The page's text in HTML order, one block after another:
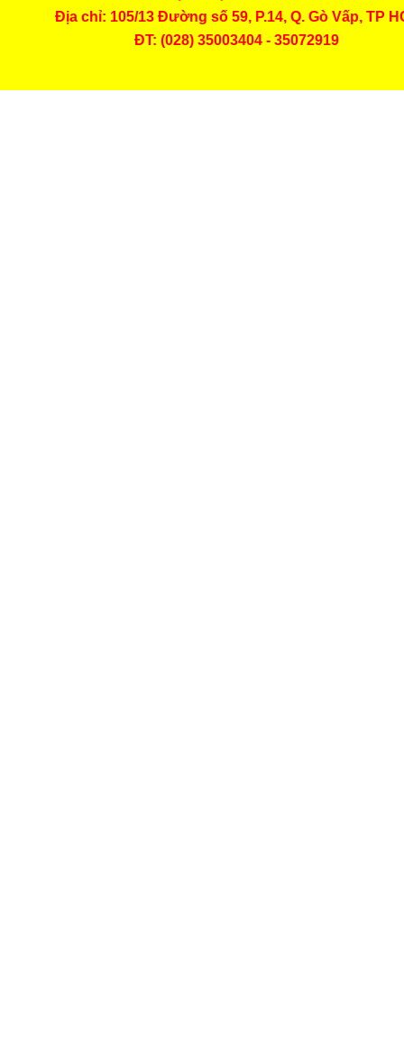
* Mức phạt khi chậm nộp báo cáo thuế
Địa chỉ: 105/13 Đường số 59, P.14, Q. Gò Vấp, TP
ĐT: (028) 35003404 - 35072919